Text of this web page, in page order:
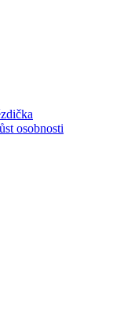
osobnosti